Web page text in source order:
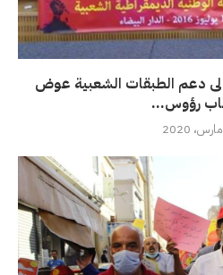
دعم الطبقات الشعبية عوض
رؤوس...